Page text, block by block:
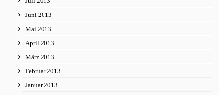
Juni 2013
Mai 2013
April 2013
März 2013
Februar 2013
Januar 2013